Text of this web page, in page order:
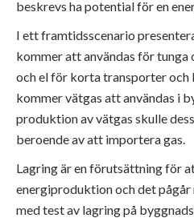
beskrevs ha potential för en
I ett framtidsscenario
kommer att användas för
och el för korta transporter och
kommer vätgas att användas i
produktion av vätgas skulle
beroende av att importera gas.
Lagring är en förutsättning för
energiproduktion och det
med test av lagring på